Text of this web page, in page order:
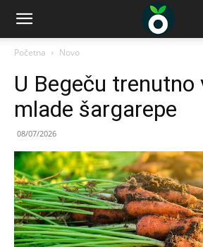
Početna Novo
U Begeču trenutno
mlade šargarepe
08/07/2026